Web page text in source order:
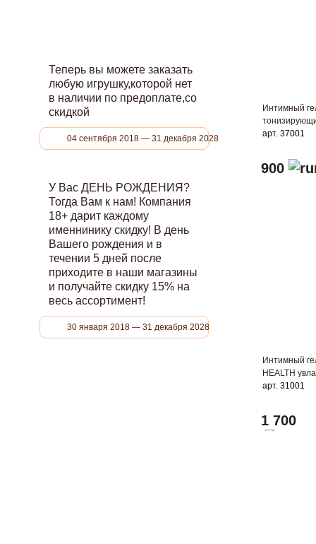
Теперь вы можете заказать
любую игрушку,которой нет
в наличии по предоплате,со
скидкой
04 сентября 2018 — 31 декабря 2028
У Вас ДЕНЬ РОЖДЕНИЯ?
Тогда Вам к нам! Компания
18+ дарит каждому
именнинику скидку! В день
Вашего рождения и в
течении 5 дней после
приходите в наши магазины
и получайте скидку 15% на
весь ассортимент!
30 января 2018 — 31 декабря 2028
Интимный
арт. 37001
900
Интимный
HEALTH
арт. 31001
1 700